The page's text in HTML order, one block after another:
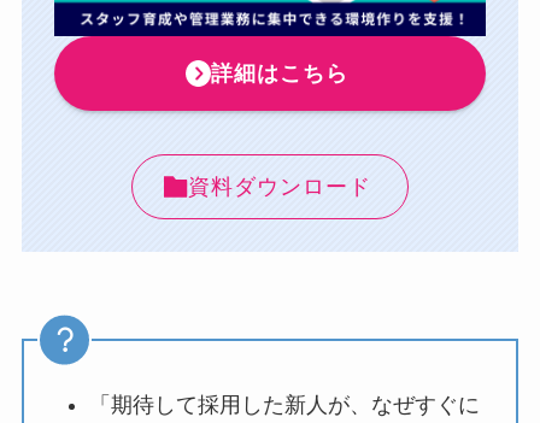
詳細はこちら
資料ダウンロード
「期待して採用した新人が、なぜすぐに